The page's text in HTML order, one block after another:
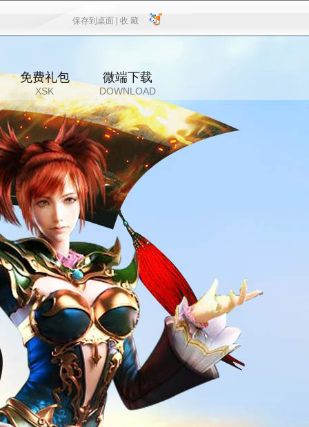
保存到桌面 |
保存到桌面 收 藏
收 藏
免费礼包
XSK
微端下载
DOWNLOAD